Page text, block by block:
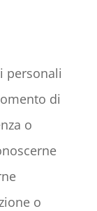
personali
di
o
o